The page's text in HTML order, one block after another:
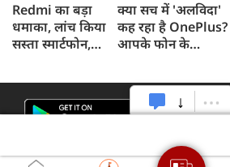
Redmi का बड़ा
धमाका, लांच किया
सस्ता स्मार्टफोन,
क्या सच में 'अलविदा'
कह रहा है OnePlus?
आपके फोन के